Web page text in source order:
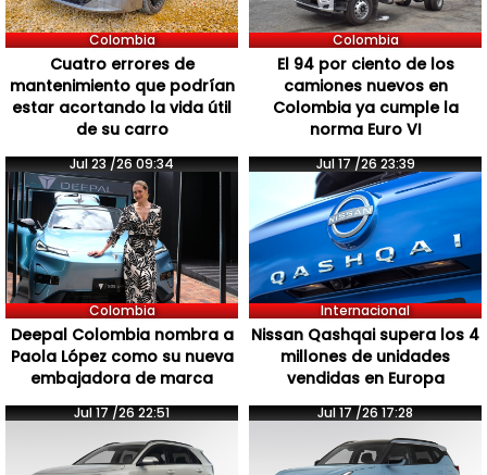
Colombia
Cuatro errores de
mantenimiento que podrían
estar acortando la vida útil
de su carro
Colombia
El 94 por ciento de los
camiones nuevos en
Colombia ya cumple la
norma Euro VI
Jul 23 /26 09:34
Colombia
Deepal Colombia nombra a
Paola López como su nueva
embajadora de marca
Jul 17 /26 23:39
Internacional
Nissan Qashqai supera los 4
millones de unidades
vendidas en Europa
Jul 17 /26 22:51 Jul 17 /26 17:28